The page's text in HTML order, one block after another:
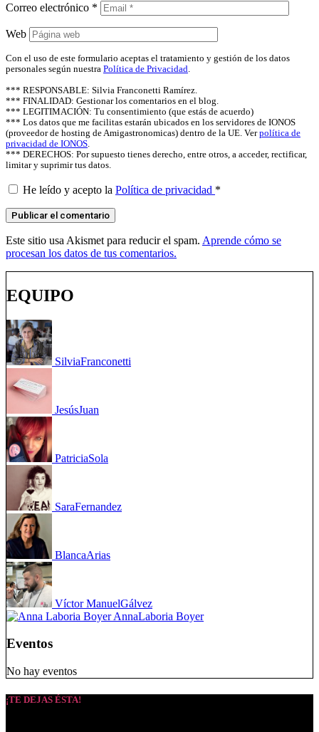
Correo electrónico *
Web
Con el uso de este formulario aceptas el tratamiento y gestión de los datos
personales según nuestra Política de Privacidad.
*** RESPONSABLE: Silvia Franconetti Ramírez.
*** FINALIDAD: Gestionar los comentarios en el blog.
*** LEGITIMACIÓN: Tu consentimiento (que estás de acuerdo)
*** Los datos que me facilitas estarán ubicados en los servidores de IONOS
(proveedor de hosting de Amigastronomicas) dentro de la UE. Verpolítica de
privacidad de IONOS.
*** DERECHOS: Por supuesto tienes derecho, entre otros, a acceder, rectificar,
limitar y suprimir tus datos.
He leído y acepto la Política de privacidad *
Este sitio usa Akismet para reducir el spam. Aprende cómo se
procesan los datos de tus comentarios.
EQUIPO
SilviaFranconetti
JesúsJuan
PatriciaSola
SaraFernandez
BlancaArias
Víctor ManuelGálvez
AnnaLaboria Boyer
Eventos
No hay eventos
¡TE DEJAS ÉSTA!